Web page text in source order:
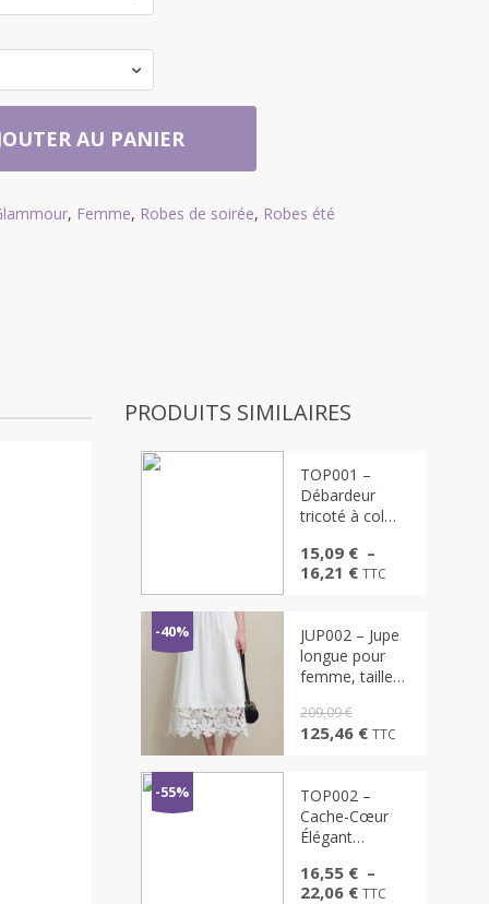
AU PANIER
, Femme, Robes de soirée, Robes été
PRODUITS SIMILAIRES
TOP001 –
Débardeur
tricoté à col
femme, col
roulé ajusté
15,09 € –
16,21 €Plage
15,09 €
à
16,21 €
TTC
-40%
JUP002 – Jupe
longue pour
femme, taille
bordure florale
209,09€
Le
était :
209,09 €.
125,46 €Le
125,46 €.
TTC
-55%
TOP002 –
Cache-Cœur
Élégant
Côtelé Col V
Manches
16,55 € –
22,06 €Plage
TTC